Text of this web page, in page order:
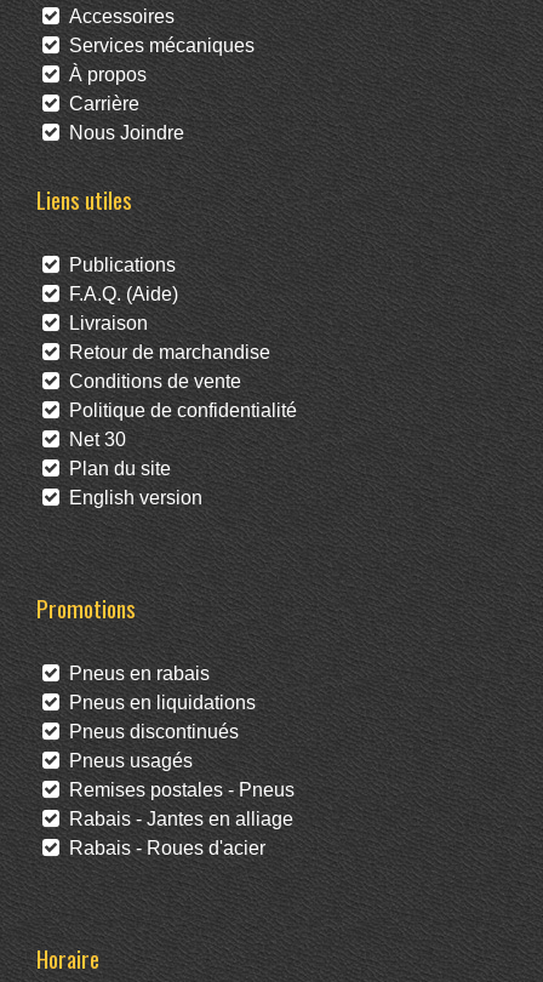
Accessoires
Services mécaniques
À propos
Carrière
Nous Joindre
Liens utiles
Publications
F.A.Q. (Aide)
Livraison
Retour de marchandise
Conditions de vente
Politique de confidentialité
Net 30
Plan du site
English version
Promotions
Pneus en rabais
Pneus en liquidations
Pneus discontinués
Pneus usagés
Remises postales - Pneus
Rabais - Jantes en alliage
Rabais - Roues d'acier
Horaire